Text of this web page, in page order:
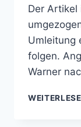
Der
Umleitung
folgen.
Warner